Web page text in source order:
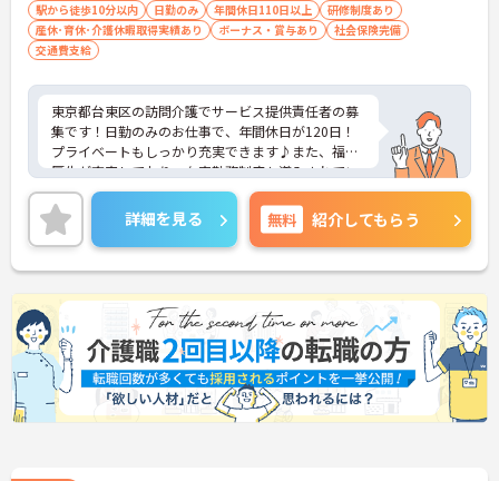
駅から徒歩10分以内 日勤のみ 年間休日110日以上
研修制度あり
産休･育休･介護休暇取得実績あり
ボーナス・賞与あり
社会保険完備
交通費支給
東京都台東区の訪問介護でサービス提供責任者の募
集です！日勤のみのお仕事で、年間休日が120日！
プライベートもしっかり充実できます♪また、福利
厚生が充実しており、在宅勤務制度も導入されてい
るので、非常に働きやすい環境が整っています◎ご
興味のある方は、面接ポイントをお伝えしますの
で、お気軽にご連絡ください。
詳細を見る 無料 紹介してもらう